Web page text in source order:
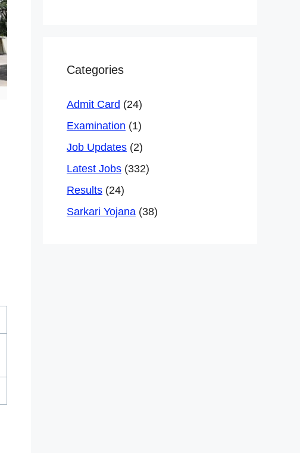
Categories
Admit Card (24)
Examination (1)
Job Updates (2)
Latest Jobs (332)
Results (24)
Sarkari Yojana (38)